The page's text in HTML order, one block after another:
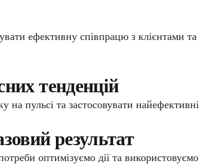
ефективну співпрацю з клієнтами та
тенденцій
на пульсі та застосовувати
результат
оптимізуємо дії та